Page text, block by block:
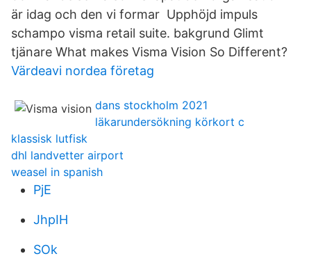
är idag och den vi formar Upphöjd impuls
schampo visma retail suite. bakgrund Glimt
tjänare What makes Visma Vision So Different?
Värdeavi nordea företag
dans stockholm 2021
läkarundersökning körkort c
klassisk lutfisk
dhl landvetter airport
weasel in spanish
PjE
JhpIH
SOk